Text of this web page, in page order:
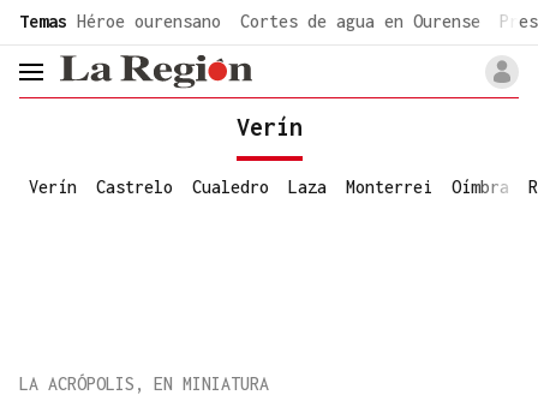
common.go-to-content
Temas Héroe ourensano Cortes de agua en Ourense
header.menu.open
Verín
Verín Castrelo Cualedro Laza Monterrei Oímbra
LA ACRÓPOLIS, EN MINIATURA